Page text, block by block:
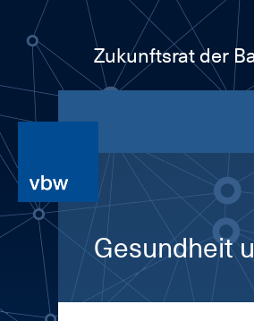
Zukunftsrat der
Gesundheit